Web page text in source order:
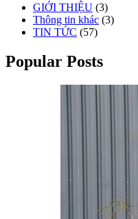
GIỚI THIỆU (3)
Thông tin khác (3)
TIN TỨC (57)
Popular Posts